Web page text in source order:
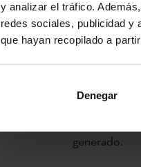
y analizar el tráfico.
redes sociales, publicidad y
que hayan recopilado a
Denegar
Desde su
convertirse
locales
generado.